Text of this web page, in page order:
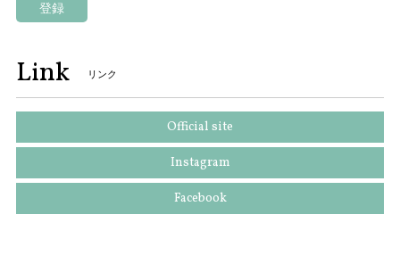
登録
Link リンク
Official site
Instagram
Facebook